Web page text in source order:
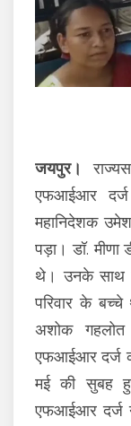
जयपुर।
एफआईआर
महानिदेशक
पड़ा। डॉ.
थे। उनके साथ
परिवार के
अशोक गहलोत
एफआईआर दर्ज
मई की सुबह
एफआईआर दर्ज